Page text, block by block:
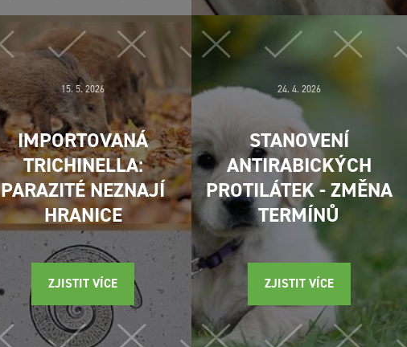
15. 5. 2026
IMPORTOVANÁ
TRICHINELLA:
PARAZITÉ NEZNAJÍ
HRANICE
ZJISTIT VÍCE
24. 4. 2026
STANOVENÍ
ANTIRABICKÝCH
PROTILÁTEK - ZMĚNA
TERMÍNŮ
ZJISTIT VÍCE